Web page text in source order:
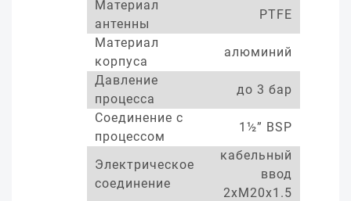
Материал
антенны
PTFE
Материал
корпуса
алюминий
Давление
процесса
до 3 бар
Соединение с
процессом
1½” BSP
Электрическое
соединение
кабельный
ввод
2xM20x1.5